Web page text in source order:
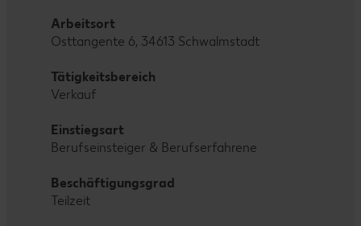
Arbeitsort
Osttangente 6, 34613 Schwalmstadt
Tätigkeitsbereich
Verkauf
Einstiegsart
Berufseinsteiger & Berufserfahrene
Beschäftigungsgrad
Teilzeit